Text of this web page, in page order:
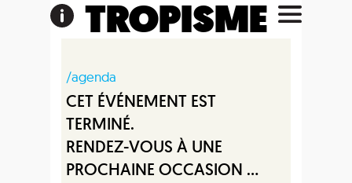
TROPISME
/agenda
CET ÉVÉNEMENT EST
TERMINÉ.
RENDEZ-VOUS À UNE
PROCHAINE OCCASION ...